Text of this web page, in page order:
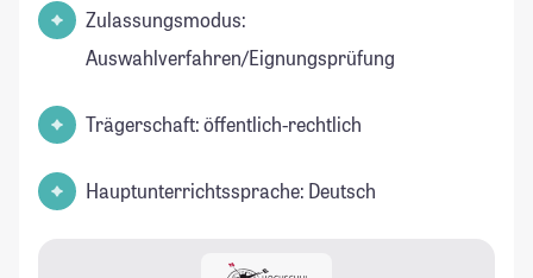
Zulassungsmodus:
Auswahlverfahren/Eignungsprüfung
Trägerschaft: öffentlich-rechtlich
Hauptunterrichtssprache: Deutsch